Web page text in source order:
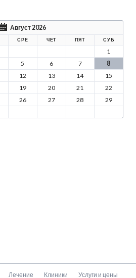
Август 2026
СРЕ ЧЕТ ПЯТ СУБ
1
5 6 7
8
12 13 14
15
19 20 21
22
26 27 28
29
Лечение Клиники Услуги и цены